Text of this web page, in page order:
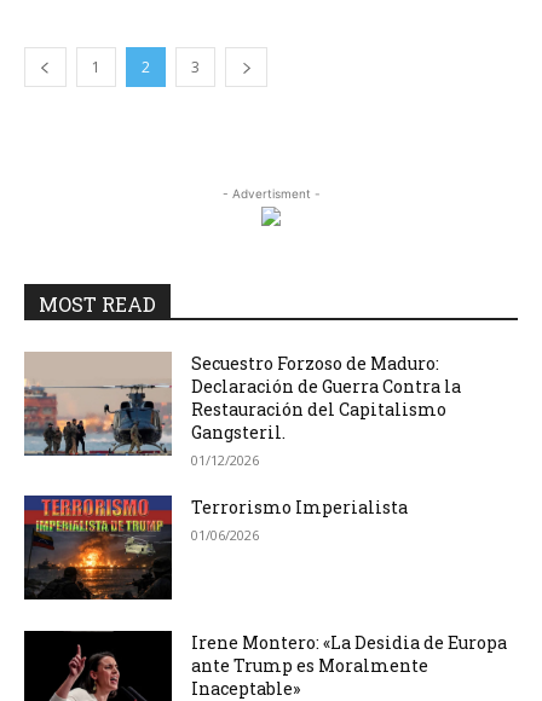
1 2 3
- Advertisment -
MOST READ
Secuestro Forzoso de Maduro:
Declaración de Guerra Contra la
Restauración del Capitalismo
Gangsteril.
01/12/2026
Terrorismo Imperialista
01/06/2026
Irene Montero: «La Desidia de Europa
ante Trump es Moralmente
Inaceptable»